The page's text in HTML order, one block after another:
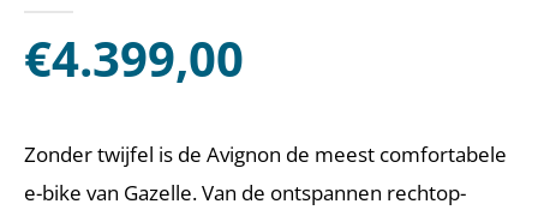
€4.399,00
Zonder twijfel is de Avignon de meest comfortabele
e-bike van Gazelle. Van de ontspannen rechtop-